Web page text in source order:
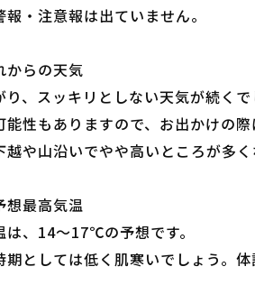
・注意報は出ていません。
らの天気
、スッキリとしない天気が続くで
性もありますので、お出かけの
や山沿いでやや高いところが多く
最高気温
は、14～17℃の予想です。
期としては低く肌寒いでしょう。